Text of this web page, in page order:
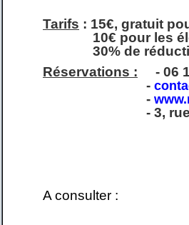
Tarifs : 15€, gratuit
10€ pour les
30% de réduction
Réservations : - 06
-
-
- 3, rue de
A consulter :